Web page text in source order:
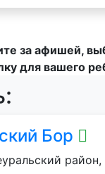
за афишей,
для вашего
Бор